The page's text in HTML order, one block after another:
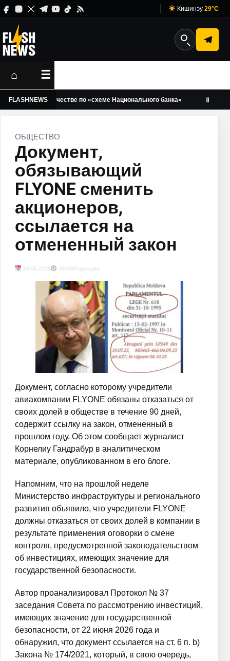
Кишинэу 29°C
⌂ ☰
FLASHNEWS
о мошенничестве по «схеме Национального банка» Ⅱ
ОБЩЕСТВО
Документ,
обязывающий
FLYONE сменить
акционеров,
ссылается на
отмененный закон
29.06.2026 09:58Редакция
Документ, согласно которому учредители
авиакомпании FLYONE обязаны отказаться от
своих долей в обществе в течение 90 дней,
содержит ссылку на закон, отмененный в
прошлом году. Об этом сообщает журналист
Корнелиу Гандрабур в аналитическом
материале, опубликованном в его блоге.
Напомним, что на прошлой неделе
Министерство инфраструктуры и регионального
развития объявило, что учредители FLYONE
должны отказаться от своих долей в компании в
результате применения оговорки о смене
контроля, предусмотренной законодательством
об инвестициях, имеющих значение для
государственной безопасности.
Автор проанализировал Протокол № 37
заседания Совета по рассмотрению инвестиций,
имеющих значение для государственной
безопасности, от 22 июня 2026 года и
обнаружил, что документ ссылается на ст. 6 п. b)
Закона № 174/2021, который, в свою очередь,